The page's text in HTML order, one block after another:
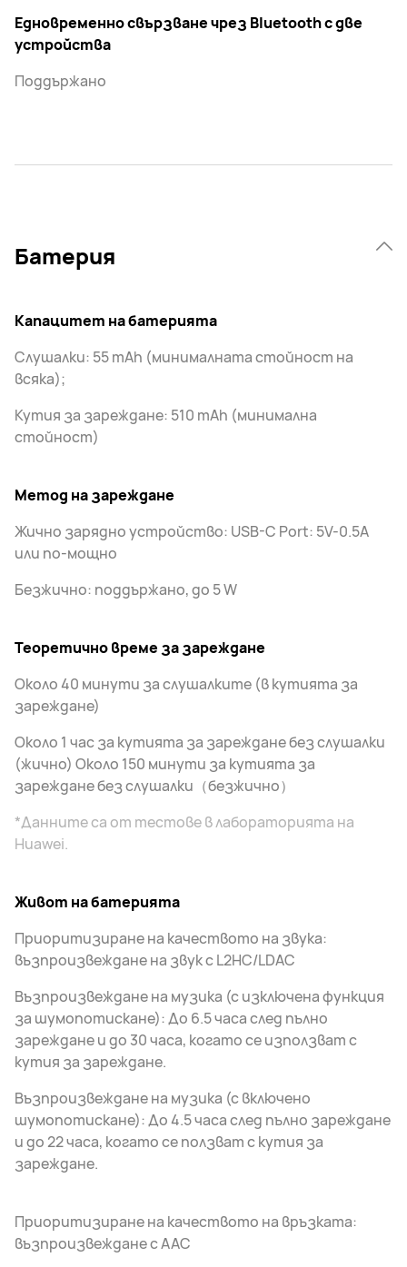
Едновременно свързване чрез Bluetooth с две
устройства
Поддържано
Батерия
Капацитет на батерията
Слушалки: 55 mAh (минималната стойност на
всяка);
Кутия за зареждане: 510 mAh (минимална
стойност)
Метод на зареждане
Жично зарядно устройство: USB-C Port: 5V-0.5A
или по-мощно
Безжично: поддържано, до 5 W
Теоретично време за зареждане
Около 40 минути за слушалките (в кутията за
зареждане)
Около 1 час за кутията за зареждане без слушалки
(жично) Около 150 минути за кутията за
зареждане без слушалки（безжично）
*Данните са от тестове в лабораторията на
Huawei.
Живот на батерията
Приоритизиране на качеството на звука:
възпроизвеждане на звук с L2HC/LDAC
Възпроизвеждане на музика (с изключена функция
за шумопотискане): До 6.5 часа след пълно
зареждане и до 30 часа, когато се използват с
кутия за зареждане.
Възпроизвеждане на музика (с включено
шумопотискане): До 4.5 часа след пълно зареждане
и до 22 часа, когато се ползват с кутия за
зареждане.
Приоритизиране на качеството на връзката:
възпроизвеждане с AAC